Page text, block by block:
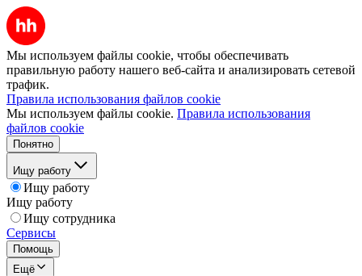
Мы используем файлы cookie, чтобы обеспечивать
правильную работу нашего веб-сайта и анализировать сетевой
трафик.
Правила использования файлов cookie
Мы используем файлы cookie. Правила использования
файлов cookie
Понятно
Ищу работу
Ищу работу
Ищу работу
Ищу сотрудника
Сервисы
Помощь
Ещё